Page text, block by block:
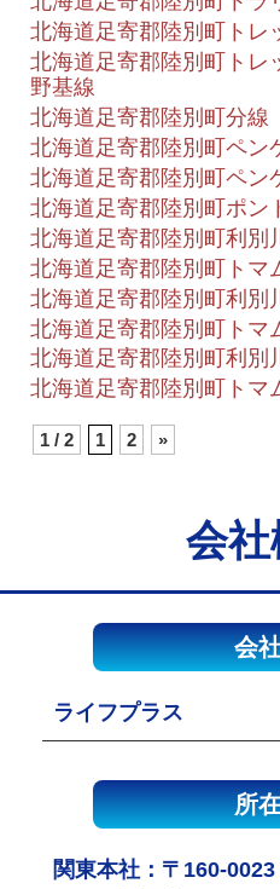
北海道足寄郡陸別町トレ
北海道足寄郡陸別町トレ
野基線
北海道足寄郡陸別町分線
北海道足寄郡陸別町ペン
北海道足寄郡陸別町ペン
北海道足寄郡陸別町ポン
北海道足寄郡陸別町利別
北海道足寄郡陸別町トマ
北海道足寄郡陸別町利別
北海道足寄郡陸別町トマ
北海道足寄郡陸別町利別
北海道足寄郡陸別町トマ
1 / 2 1 2 »
会
会
ライフプラス
所
関東本社：〒160-